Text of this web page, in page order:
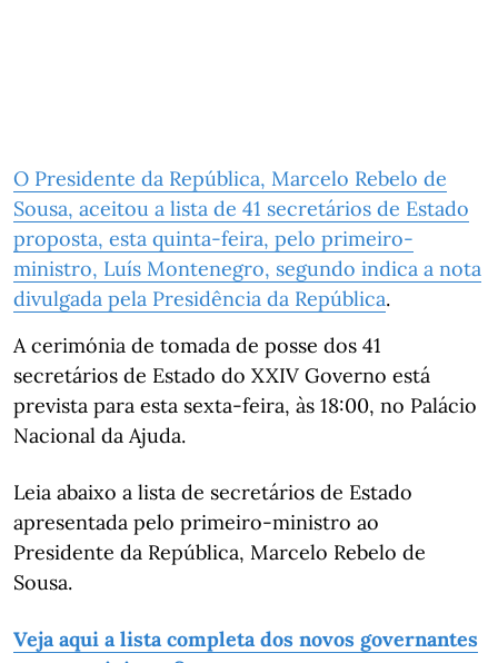
O Presidente da República, Marcelo Rebelo de
Sousa, aceitou a lista de 41 secretários de Estado
proposta, esta quinta-feira, pelo primeiro-
ministro, Luís Montenegro, segundo indica a nota
divulgada pela Presidência da República.
A cerimónia de tomada de posse dos 41
secretários de Estado do XXIV Governo está
prevista para esta sexta-feira, às 18:00, no Palácio
Nacional da Ajuda.
Leia abaixo a lista de secretários de Estado
apresentada pelo primeiro-ministro ao
Presidente da República, Marcelo Rebelo de
Sousa.
Veja aqui a lista completa dos novos governantes